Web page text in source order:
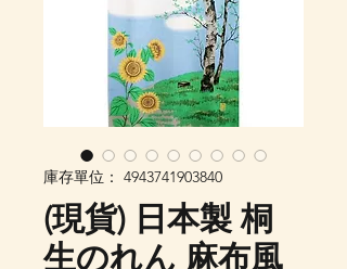
庫存單位： 4943741903840
(現貨) 日本製 桐
生のれん 麻布風